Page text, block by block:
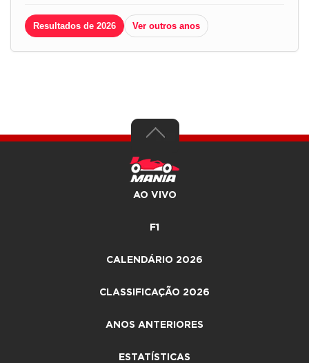
Resultados de 2026 Ver outros anos
AO VIVO
F1
CALENDÁRIO 2026
CLASSIFICAÇÃO 2026
ANOS ANTERIORES
ESTATÍSTICAS